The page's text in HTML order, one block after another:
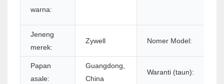
warna:
Jeneng
merek:
Zywell Nomer Model:
Papan
asale:
Guangdong,
China
Waranti (taun):